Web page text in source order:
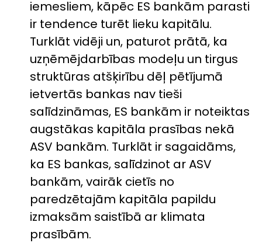
iemesliem, kāpēc ES bankām parasti
ir tendence turēt lieku kapitālu.
Turklāt vidēji un, paturot prātā, ka
uzņēmējdarbības modeļu un tirgus
struktūras atšķirību dēļ pētījumā
ietvertās bankas nav tieši
salīdzināmas, ES bankām ir noteiktas
augstākas kapitāla prasības nekā
ASV bankām. Turklāt ir sagaidāms,
ka ES bankas, salīdzinot ar ASV
bankām, vairāk cietīs no
paredzētajām kapitāla papildu
izmaksām saistībā ar klimata
prasībām.